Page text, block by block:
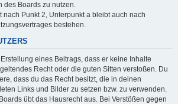
des Boards zu nutzen.
nach Punkt 2, Unterpunkt a bleibt auch nach
bestehen.
eines Beitrags, dass er keine Inhalte
Recht oder die guten Sitten verstoßen. Du
dass du das Recht besitzt, die in deinen
Links und Bilder zu setzen bzw. zu verwenden.
übt das Hausrecht aus. Bei Verstößen gegen